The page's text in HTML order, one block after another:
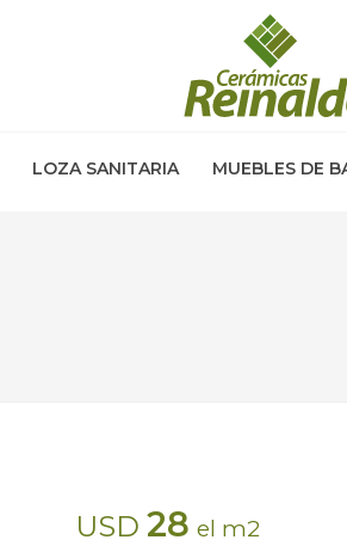
LOZA SANITARIA MUEBLES DE
USD28 el m2